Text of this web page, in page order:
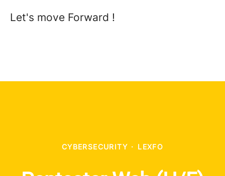
Let's move Forward !
CYBERSECURITY · LEXFO